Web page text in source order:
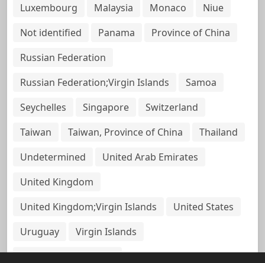
Luxembourg
Malaysia Monaco
Niue
Not identified
Panama
Province of China
Russian Federation
Russian Federation;Virgin Islands
Samoa
Seychelles
Singapore
Switzerland
Taiwan
Taiwan, Province of China
Thailand
Undetermined
United Arab Emirates
United Kingdom
United Kingdom;Virgin Islands
United States
Uruguay
Virgin Islands
Virgin Islands, British